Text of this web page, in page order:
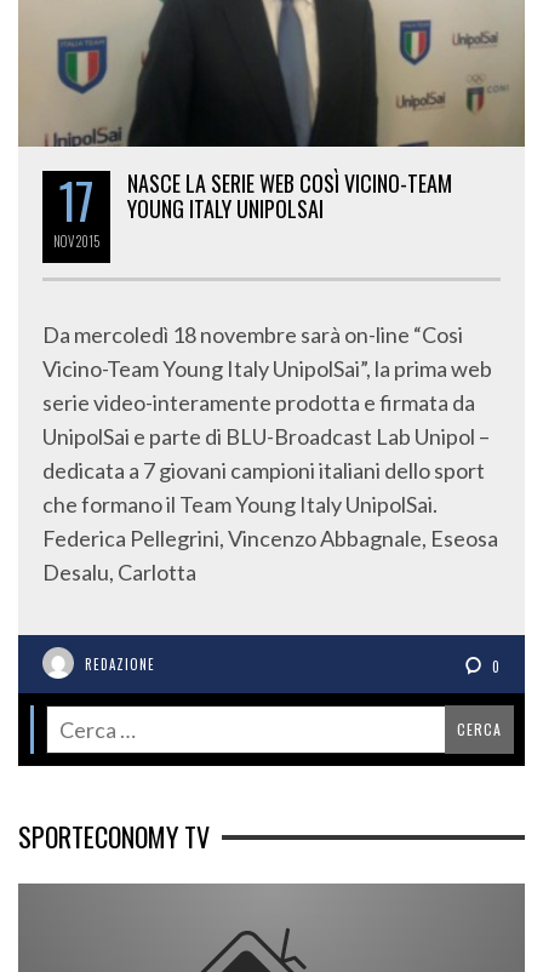
17
NOV2015
NASCE LA SERIE WEB COSÌ VICINO-TEAM
YOUNG ITALY UNIPOLSAI
Da mercoledì 18 novembre sarà on-line “Cosi
Vicino-Team Young Italy UnipolSai”, la prima web
serie video-interamente prodotta e firmata da
UnipolSai e parte di BLU-Broadcast Lab Unipol –
dedicata a 7 giovani campioni italiani dello sport
che formano il Team Young Italy UnipolSai.
Federica Pellegrini, Vincenzo Abbagnale, Eseosa
Desalu, Carlotta
REDAZIONE 0
SPORTECONOMY TV